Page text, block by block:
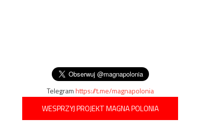
Telegramhttps://t.me/magnapolonia
WESPRZYJ PROJEKT MAGNA POLONIA